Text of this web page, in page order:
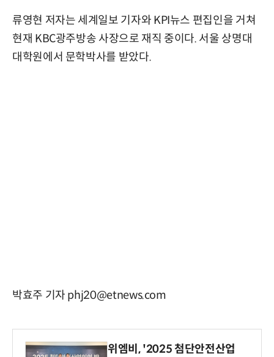
류영현 저자는 세계일보 기자와 KPI뉴스 편집인을 거쳐
현재 KBC광주방송 사장으로 재직 중이다. 서울 상명대
대학원에서 문학박사를 받았다.
박효주 기자 phj20@etnews.com
위엠비, '2025 첨단안전산업